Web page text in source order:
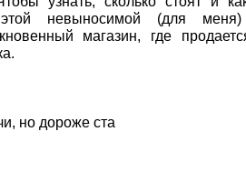
невыносимой (для
магазин, где
но дороже ста